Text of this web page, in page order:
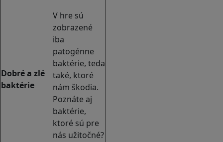
Dobré a zlé
baktérie
V hre sú
zobrazené
iba
patogénne
baktérie, teda
také, ktoré
nám škodia.
Poznáte aj
baktérie,
ktoré sú pre
nás užitočné?